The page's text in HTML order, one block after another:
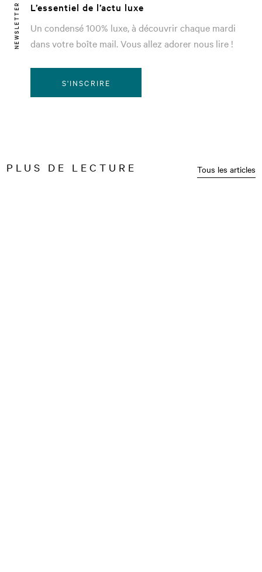
NEWSLETTER
L’essentiel de l’actu luxe
Un condensé 100% luxe, à découvrir chaque mardi
dans votre boîte mail. Vous allez adorer nous lire !
S'INSCRIRE
PLUS DE LECTURE Tous les articles